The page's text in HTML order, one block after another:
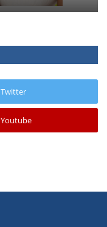
Twitter
Youtube